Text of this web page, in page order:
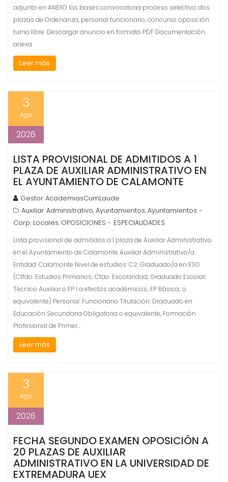
adjunto en ANEXO las bases convocatoria proceso selectivo dos
plazas de Ordenanza, personal funcionario, concurso oposición
turno libre. Descargar anuncio en formato PDF Documentación
anexa
Leer más
3
Ago
2026
LISTA PROVISIONAL DE ADMITIDOS A 1
PLAZA DE AUXILIAR ADMINISTRATIVO EN
EL AYUNTAMIENTO DE CALAMONTE
Gestor AcademiasCumLaude
Auxiliar Administrativo,Ayuntamientos,Ayuntamientos -
Corp. Locales, OPOSICIONES - ESPECIALIDADES
Lista provisional de admitidos a 1 plaza de Auxiliar Administrativo
en el Ayuntamiento de Calamonte Auxiliar Administrativo/a.
Entidad: Calamonte Nivel de estudios: C2: Graduado/a en ESO
(Ctfdo. Estudios Primarios; Cfdo. Escolaridad; Graduado Escolar;
Técnico Auxiliar o FP I a efectos académicos; FP Básica; o
equivalente) Personal: Funcionario Titulación: Graduado en
Educación Secundaria Obligatoria o equivalente, Formación
Profesional de Primer…
Leer más
3
Ago
2026
FECHA SEGUNDO EXAMEN OPOSICIÓN A
20 PLAZAS DE AUXILIAR
ADMINISTRATIVO EN LA UNIVERSIDAD DE
EXTREMADURA UEX